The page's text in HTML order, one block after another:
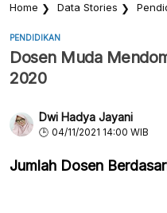
Home Data Stories
PENDIDIKAN
Dosen Muda
2020
Dwi Hadya Jayani
04/11/2021 14:00 WIB
Jumlah Dosen